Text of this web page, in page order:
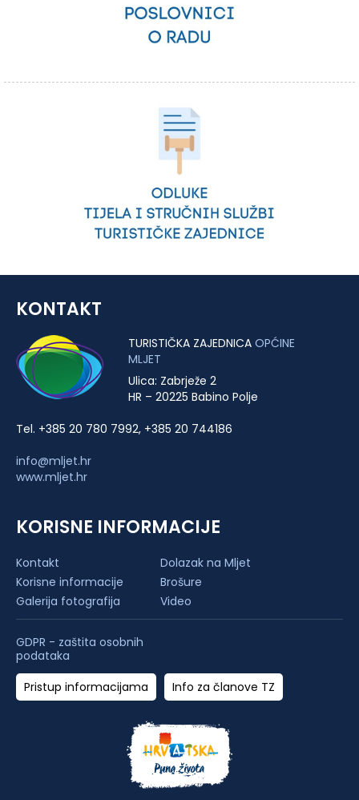
KONTAKT
TURISTIČKA ZAJEDNICA OPĆINE
MLJET
Ulica: Zabrježe 2
HR – 20225 Babino Polje
Tel. +385 20 780 7992, +385 20 744186
info@mljet.hr
www.mljet.hr
KORISNE INFORMACIJE
Kontakt
Dolazak na Mljet
Korisne informacije
Brošure
Galerija fotografija
Video
GDPR - zaštita osobnih
podataka
Pristup informacijama
Info za članove TZ